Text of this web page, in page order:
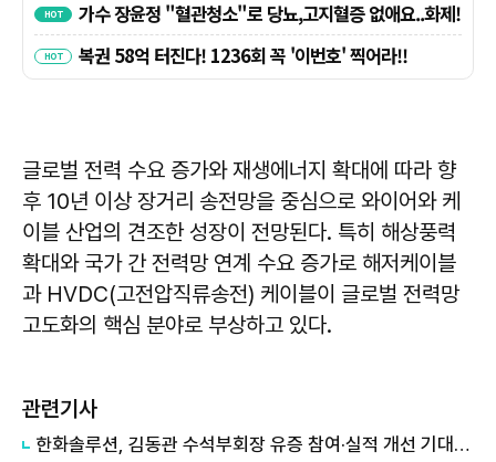
글로벌 전력 수요 증가와 재생에너지 확대에 따라 향
후 10년 이상 장거리 송전망을 중심으로 와이어와 케
이블 산업의 견조한 성장이 전망된다. 특히 해상풍력
확대와 국가 간 전력망 연계 수요 증가로 해저케이블
과 HVDC(고전압직류송전) 케이블이 글로벌 전력망
고도화의 핵심 분야로 부상하고 있다.
관련기사
한화솔루션, 김동관 수석부회장 유증 참여·실적 개선 기대에 16% 강세